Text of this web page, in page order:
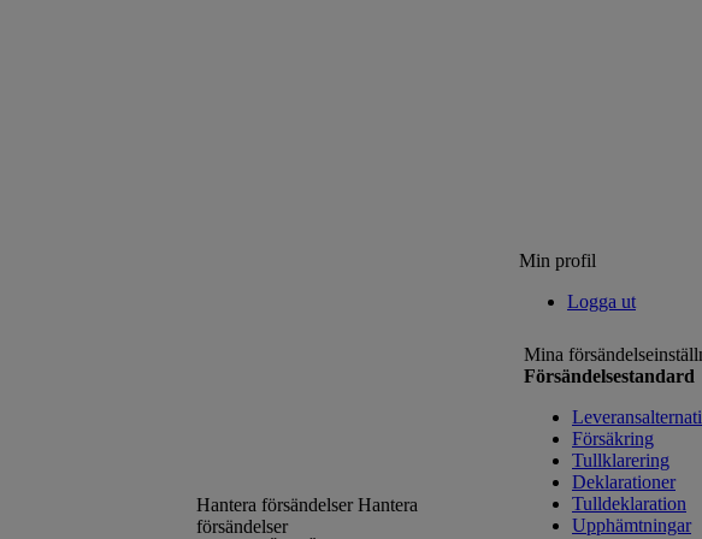
Min profil
Logga ut
Hantera försändelserHantera
försändelser
Mina
Försändelsestandard
Försäkring
Tullklarering
Deklarationer
Tulldeklaration
Upphämtningar